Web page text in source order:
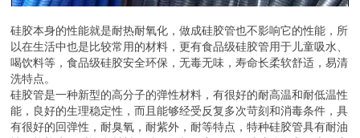
硅胶本身的性能就是耐热耐氧化，做成硅胶管也不影响它的性能，所
以在生活中也是比较常用的材料，更有食品级硅胶管用于儿童吸水、
喝饮料等，食品级硅胶安全环保，无毒无味，寿命长柔软舒适，易清
洗特点。
硅胶管是一种新型的高分子的弹性材料，有很好的耐高温和耐低温性
能，良好的生理稳定性，而且能够经受反复多次苛刻和消毒条件，具
有很好的回弹性，耐臭氧，耐紫外，耐等特点，特种硅胶管具有耐油